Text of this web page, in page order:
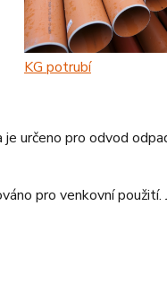
KG potrubí
určeno pro odvod
pro venkovní